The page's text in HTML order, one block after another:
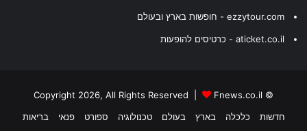
ezzytour.com - חופשות בארץ ובעולם
aticket.co.il - כרטיסים להופעות
© Copyright 2026, All Rights Reserved |
Fnews.co.il
חדשות
כלכלה בארץ בעולם טכנולוגיה ספורט פנאי בריאות